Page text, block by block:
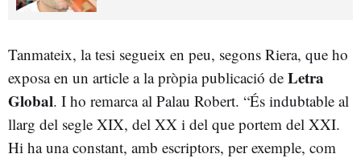
Tanmateix, la tesi segueix en peu, segons Riera, que ho
exposa en un article a la pròpia publicació de Letra
Global. I ho remarca al Palau Robert. “És indubtable al
llarg del segle XIX, del XX i del que portem del XXI.
Hi ha una constant, amb escriptors, per exemple, com